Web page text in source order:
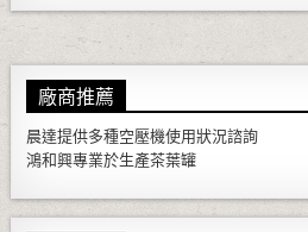
廠商推薦
晨達提供多種空壓機使用狀況諮詢
鴻和興專業於生產茶葉罐